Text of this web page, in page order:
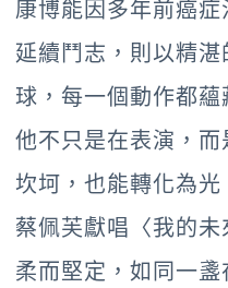
康博能因多年前癌
延續鬥志，則以精
球，每一個動作都蘊
他不只是在表演，
坎坷，也能轉化為光
蔡佩芙獻唱〈我的
柔而堅定，如同一